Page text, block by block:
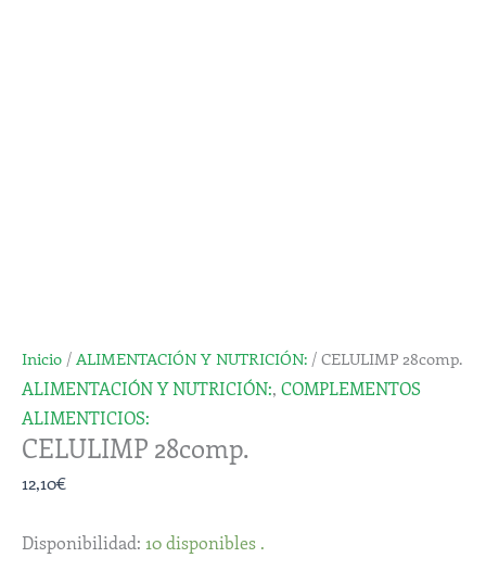
Inicio / ALIMENTACIÓN Y NUTRICIÓN: / CELULIMP 28comp.
ALIMENTACIÓN Y NUTRICIÓN:, COMPLEMENTOS
ALIMENTICIOS:
CELULIMP 28comp.
12,10€
Disponibilidad: 10 disponibles .